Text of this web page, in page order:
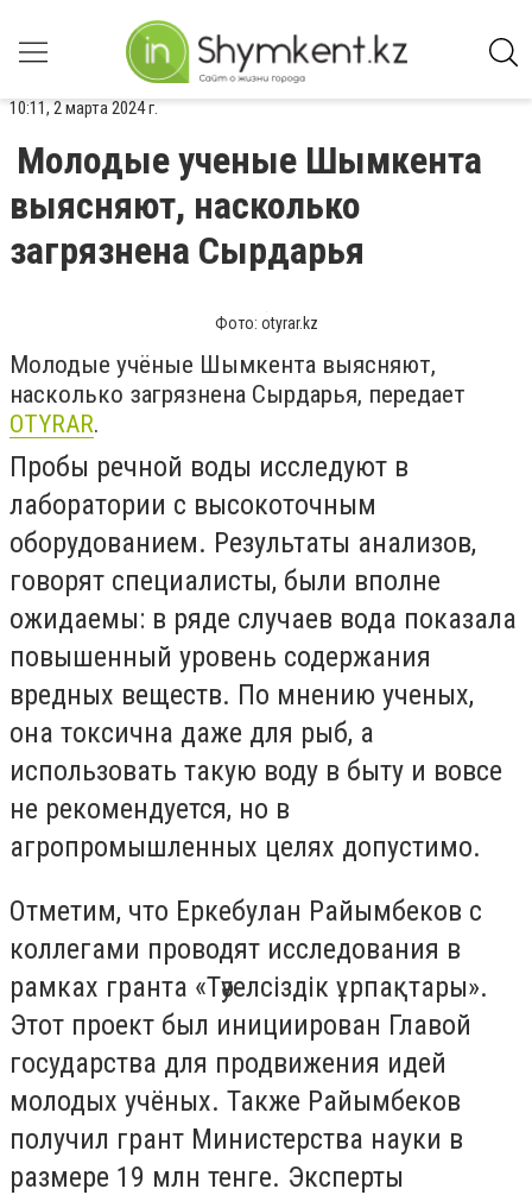
10:11, 2 марта 2024 г.
Молодые ученые Шымкента
выясняют, насколько
загрязнена Сырдарья
Фото: otyrar.kz
Молодые учёные Шымкента выясняют,
насколько загрязнена Сырдарья, передает
OTYRAR.
Пробы речной воды исследуют в
лаборатории с высокоточным
оборудованием. Результаты анализов,
говорят специалисты, были вполне
ожидаемы: в ряде случаев вода показала
повышенный уровень содержания
вредных веществ. По мнению ученых,
она токсична даже для рыб, а
использовать такую воду в быту и вовсе
не рекомендуется, но в
агропромышленных целях допустимо.
Отметим, что Еркебулан Райымбеков с
коллегами проводят исследования в
рамках гранта «Тәуелсіздік ұрпақтары».
Этот проект был инициирован Главой
государства для продвижения идей
молодых учёных. Также Райымбеков
получил грант Министерства науки в
размере 19 млн тенге. Эксперты